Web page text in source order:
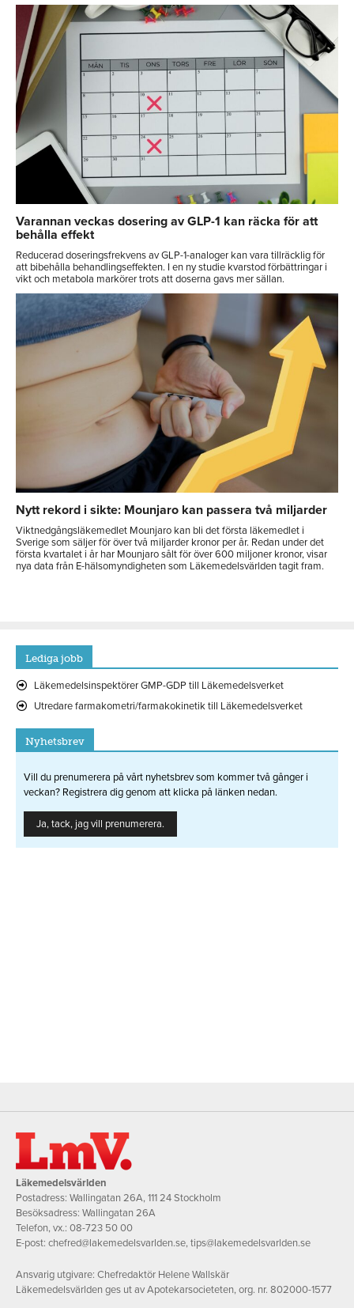
Varannan veckas dosering av GLP-1 kan räcka för att
behålla effekt
Reducerad doseringsfrekvens av GLP-1-analoger kan vara tillräcklig för
att bibehålla behandlingseffekten. I en ny studie kvarstod förbättringar i
vikt och metabola markörer trots att doserna gavs mer sällan.
Nytt rekord i sikte: Mounjaro kan passera två miljarder
Viktnedgångsläkemedlet Mounjaro kan bli det första läkemedlet i
Sverige som säljer för över två miljarder kronor per år. Redan under det
första kvartalet i år har Mounjaro sålt för över 600 miljoner kronor, visar
nya data från E-hälsomyndigheten som Läkemedelsvärlden tagit fram.
Lediga jobb
Läkemedelsinspektörer GMP-GDP till Läkemedelsverket
Utredare farmakometri/farmakokinetik till Läkemedelsverket
Nyhetsbrev
Vill du prenumerera på vårt nyhetsbrev som kommer två gånger i
veckan? Registrera dig genom att klicka på länken nedan.
Ja, tack, jag vill prenumerera.
Läkemedelsvärlden
Postadress: Wallingatan 26A, 111 24 Stockholm
Besöksadress: Wallingatan 26A
Telefon, vx.: 08-723 50 00
E-post: chefred@lakemedelsvarlden.se,tips@lakemedelsvarlden.se
Ansvarig utgivare: Chefredaktör Helene Wallskär
Läkemedelsvärlden ges ut av Apotekarsocieteten, org. nr. 802000-1577